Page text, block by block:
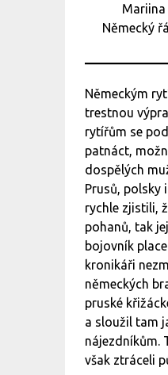
Mariina
Německý
Německým
trestnou
rytířům se
patnáct,
dospělých
Prusů, polsky
rychle zjistili,
pohanů, tak
bojovník
kronikáři
německých
pruské
a sloužil tam
nájezdníkům.
však ztráceli